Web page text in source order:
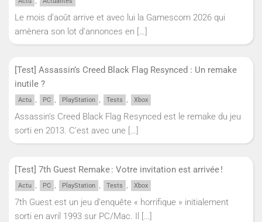
Le mois d’août arrive et avec lui la Gamescom 2026 qui
amènera son lot d’annonces en […]
[Test] Assassin’s Creed Black Flag Resynced : Un remake
inutile ?
Actu , PC , PlayStation , Tests , Xbox
Assassin’s Creed Black Flag Resynced est le remake du jeu
sorti en 2013. C’est avec une […]
[Test] 7th Guest Remake : Votre invitation est arrivée !
Actu , PC , PlayStation , Tests , Xbox
7th Guest est un jeu d’enquête « horrifique » initialement
sorti en avril 1993 sur PC/Mac. Il […]